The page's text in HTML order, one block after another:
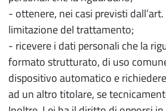
- ottenere, nei casi previsti
limitazione del trattamento;
- ricevere i dati personali che la
formato strutturato, di uso
dispositivo automatico e
ad un altro titolare, se